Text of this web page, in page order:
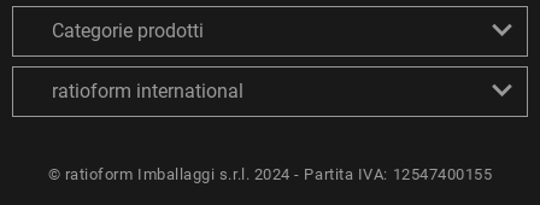
Categorie prodotti
ratioform international
© ratioform Imballaggi s.r.l. 2024 - Partita IVA: 12547400155